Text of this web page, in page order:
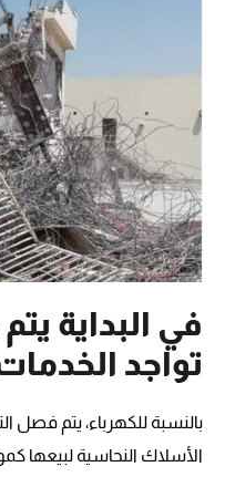
في البداية
تواجد
بالنسبة للكهرباء، يتم فصل
الأسلاك النحاسية لبيعها